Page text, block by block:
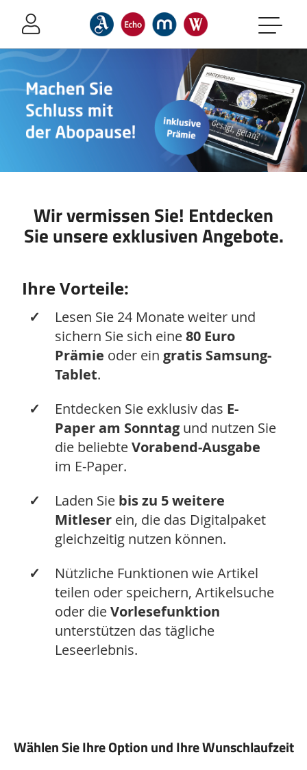
Sprung-
Navigation
Header
Inhalt
Footer
Produktdetailseite
-
Machen
Schluss
der
Reden
mit.
Wir vermissen Sie! Entdecken
Sie unsere exklusiven Angebote.
Zusatzinformationen
Ihre Vorteile:
✓
Lesen Sie 24 Monate weiter und
sichern Sie sich eine80 Euro
Prämie oder ein gratis Samsung-
Tablet.
✓
Entdecken Sie exklusiv das E-
Paper am Sonntag und nutzen Sie
die beliebteVorabend-Ausgabe
im E-Paper.
✓
Laden Sie bis zu 5 weitere
Mitleser ein, die das Digitalpaket
gleichzeitig nutzen können.
✓
Nützliche Funktionen wie Artikel
teilen oder speichern, Artikelsuche
oder dieVorlesefunktion
unterstützen das tägliche
Leseerlebnis.
Wählen Sie Ihre Option und Ihre Wunschlaufzeit